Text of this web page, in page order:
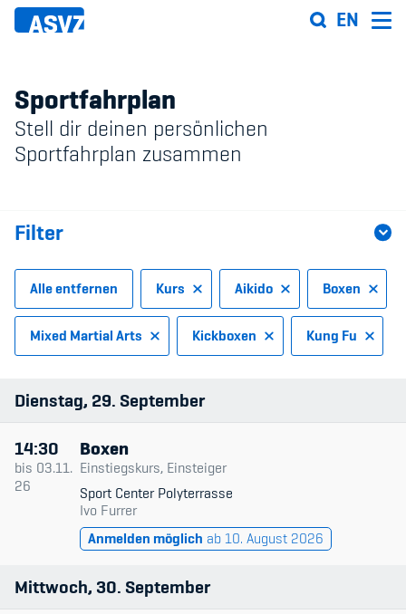
Direkt
zum
EN
Sportfahrplan
Sportanlagen
Events
ASVZ@home
Member's Manual / FAQ
Fairplay
Teilnahmeberechtigung
Sportfahrplan
Stell dir deinen persönlichen
Sportfahrplan zusammen
Filter
Alle entfernen Kurs Aikido Boxen
Mixed Martial Arts Kickboxen Kung Fu
Sportart
Datum & Zeit
Trainingsleitende
Typ
Dienstag 29 September
14:30
bis 03.11.
26
Boxen
Einstiegskurs, Einsteiger
Sport Center Polyterrasse
Ivo Furrer
Anmelden möglich ab 10. August 2026
Mittwoch 30 September